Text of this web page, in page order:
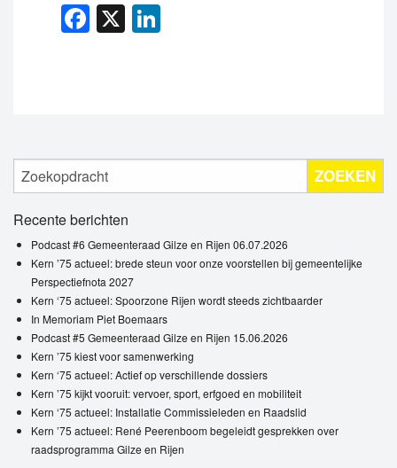
Facebook
X
ZOEKEN
Recente berichten
Podcast #6 Gemeenteraad Gilze en Rijen 06.07.2026
Kern ’75 actueel: brede steun voor onze voorstellen bij gemeentelijke
Perspectiefnota 2027
Kern ‘75 actueel: Spoorzone Rijen wordt steeds zichtbaarder
In Memoriam Piet Boemaars
Podcast #5 Gemeenteraad Gilze en Rijen 15.06.2026
Kern ’75 kiest voor samenwerking
Kern ‘75 actueel: Actief op verschillende dossiers
Kern ’75 kijkt vooruit: vervoer, sport, erfgoed en mobiliteit
Kern ‘75 actueel: Installatie Commissieleden en Raadslid
Kern ’75 actueel: René Peerenboom begeleidt gesprekken over
raadsprogramma Gilze en Rijen